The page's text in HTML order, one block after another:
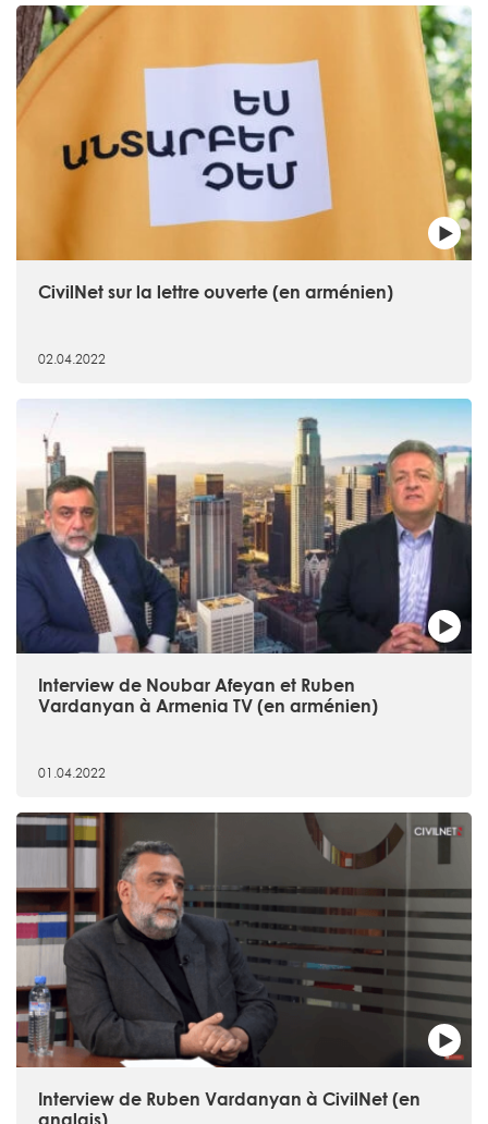
CivilNet sur la lettre ouverte (en arménien)
02.04.2022
Interview de Noubar Afeyan et Ruben
Vardanyan à Armenia TV (en arménien)
01.04.2022
Interview de Ruben Vardanyan à CivilNet (en